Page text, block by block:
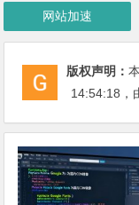
网站加速
版权声明：
14:54:18 ，